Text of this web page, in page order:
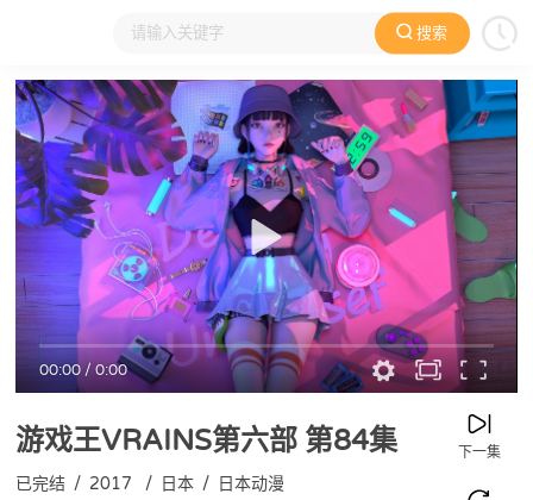
搜索
大家在看 日本动漫 国产动漫 欧美动漫 动漫电影
00:00/0:00
游戏王VRAINS第六部 第84集 下一集
已完结 / 2017 / 日本 / 日本动漫